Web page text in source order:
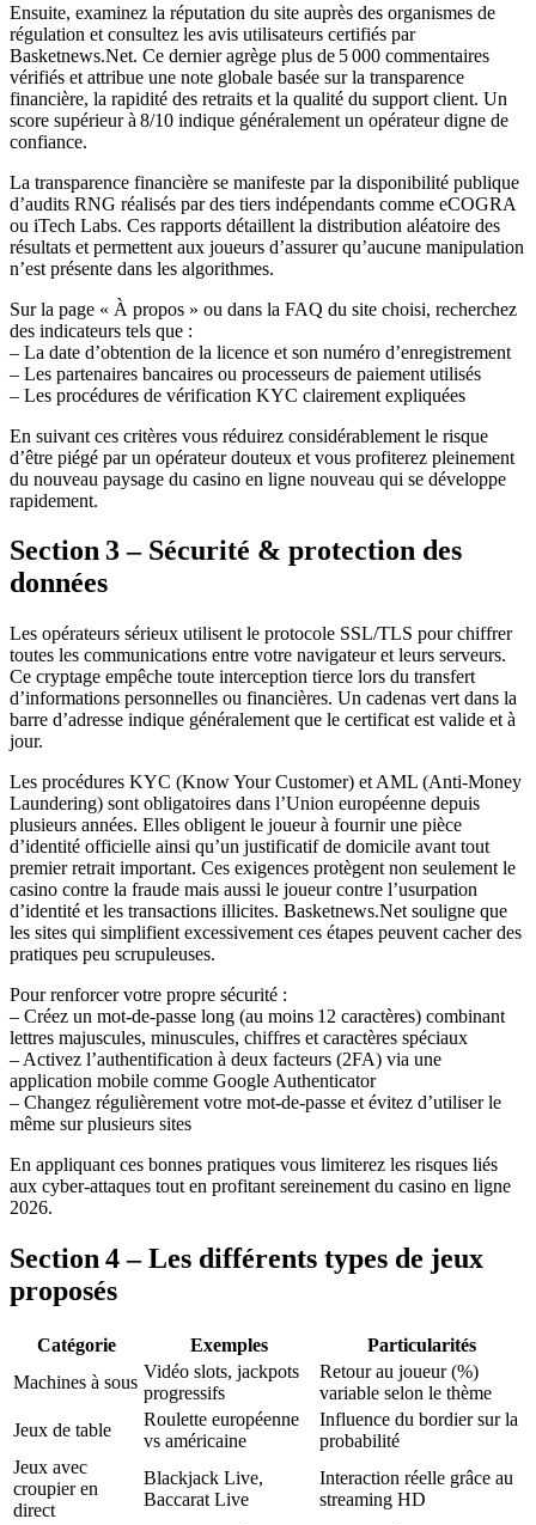
Ensuite, examinez la réputation du site auprès des organismes de
régulation et consultez les avis utilisateurs certifiés par
Basketnews.Net. Ce dernier agrège plus de 5 000 commentaires
vérifiés et attribue une note globale basée sur la transparence
financière, la rapidité des retraits et la qualité du support client. Un
score supérieur à 8/10 indique généralement un opérateur digne de
confiance.
La transparence financière se manifeste par la disponibilité publique
d’audits RNG réalisés par des tiers indépendants comme eCOGRA
ou iTech Labs. Ces rapports détaillent la distribution aléatoire des
résultats et permettent aux joueurs d’assurer qu’aucune manipulation
n’est présente dans les algorithmes.
Sur la page « À propos » ou dans la FAQ du site choisi, recherchez
des indicateurs tels que :
– La date d’obtention de la licence et son numéro d’enregistrement
– Les partenaires bancaires ou processeurs de paiement utilisés
– Les procédures de vérification KYC clairement expliquées
En suivant ces critères vous réduirez considérablement le risque
d’être piégé par un opérateur douteux et vous profiterez pleinement
du nouveau paysage du casino en ligne nouveau qui se développe
rapidement.
Section 3 – Sécurité & protection des
données
Les opérateurs sérieux utilisent le protocole SSL/TLS pour chiffrer
toutes les communications entre votre navigateur et leurs serveurs.
Ce cryptage empêche toute interception tierce lors du transfert
d’informations personnelles ou financières. Un cadenas vert dans la
barre d’adresse indique généralement que le certificat est valide et à
jour.
Les procédures KYC (Know Your Customer) et AML (Anti‑Money
Laundering) sont obligatoires dans l’Union européenne depuis
plusieurs années. Elles obligent le joueur à fournir une pièce
d’identité officielle ainsi qu’un justificatif de domicile avant tout
premier retrait important. Ces exigences protègent non seulement le
casino contre la fraude mais aussi le joueur contre l’usurpation
d’identité et les transactions illicites. Basketnews.Net souligne que
les sites qui simplifient excessivement ces étapes peuvent cacher des
pratiques peu scrupuleuses.
Pour renforcer votre propre sécurité :
– Créez un mot‑de‑passe long (au moins 12 caractères) combinant
lettres majuscules, minuscules, chiffres et caractères spéciaux
– Activez l’authentification à deux facteurs (2FA) via une
application mobile comme Google Authenticator
– Changez régulièrement votre mot‑de‑passe et évitez d’utiliser le
même sur plusieurs sites
En appliquant ces bonnes pratiques vous limiterez les risques liés
aux cyber‑attaques tout en profitant sereinement du casino en ligne
2026.
Section 4 – Les différents types de jeux
proposés
Catégorie Exemples
Particularités
Machines à sous
Vidéo slots, jackpots
progressifs
Retour au joueur (%)
variable selon le thème
Jeux de table
Roulette européenne
vs américaine
Influence du bordier sur la
probabilité
Jeux avec
croupier en
direct
Blackjack Live,
Baccarat Live
Interaction réelle grâce au
streaming HD